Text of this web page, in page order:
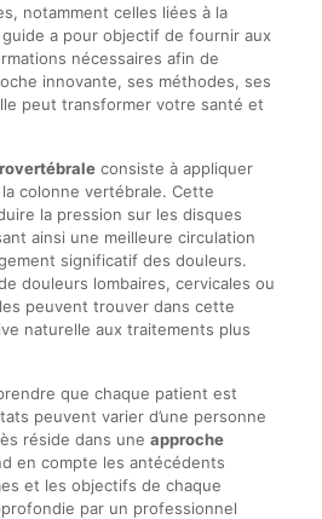
notamment celles liées à la
a pour objectif de fournir aux
nécessaires afin de
innovante, ses méthodes, ses
peut transformer votre santé et
consiste à appliquer
colonne vertébrale. Cette
la pression sur les disques
ainsi une meilleure circulation
significatif des douleurs.
douleurs lombaires, cervicales ou
peuvent trouver dans cette
naturelle aux traitements plus
que chaque patient est
peuvent varier d’une personne
réside dans une approche
en compte les antécédents
et les objectifs de chaque
par un professionnel